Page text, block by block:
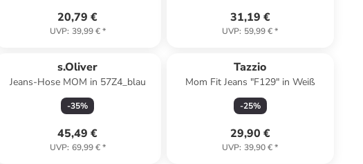
20,79 €
UVP: 39,99 €*
31,19 €
UVP: 59,99 €*
s.Oliver
Jeans-Hose MOM in 57Z4_blau
-35%
45,49 €
UVP: 69,99 €*
Tazzio
Mom Fit Jeans "F129" in Weiß
-25%
29,90 €
UVP: 39,90 €*